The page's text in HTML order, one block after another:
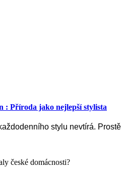
: Příroda jako nejlepší stylista
stylu nevtírá. Prostě